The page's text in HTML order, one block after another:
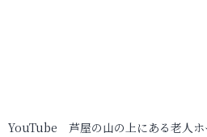
YouTube 芦屋の山の上にある老人ホ